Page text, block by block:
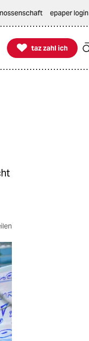
epaper login

taz zahl ich
taz zahl ich